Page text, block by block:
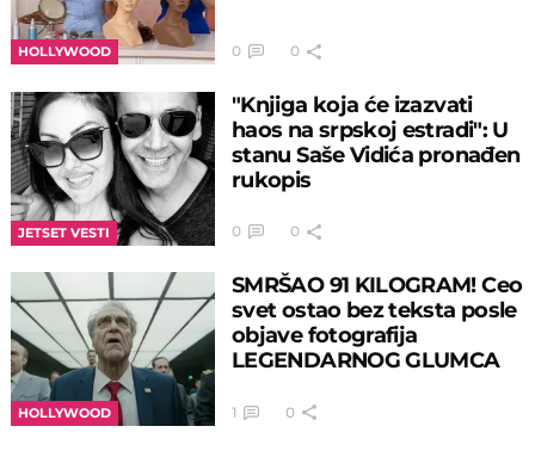
HOLLYWOOD 0 0
JETSET VESTI
"Knjiga koja će izazvati
haos na srpskoj estradi": U
stanu Saše Vidića pronađen
rukopis
0 0
HOLLYWOOD
SMRŠAO 91 KILOGRAM! Ceo
svet ostao bez teksta posle
objave fotografija
LEGENDARNOG GLUMCA
1 0